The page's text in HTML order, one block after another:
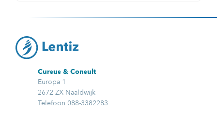
Cursus & Consult
Europa 1
2672 ZX Naaldwijk
Telefoon 088-3382283